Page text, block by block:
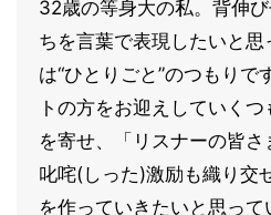
32歳の等身大の私。背伸
ちを言葉で表現したいと
は“ひとりごと”のつもりで
トの方をお迎えしていく
を寄せ、「リスナーの皆
叱咤(しった)激励も織り交
を作っていきたいと思っ